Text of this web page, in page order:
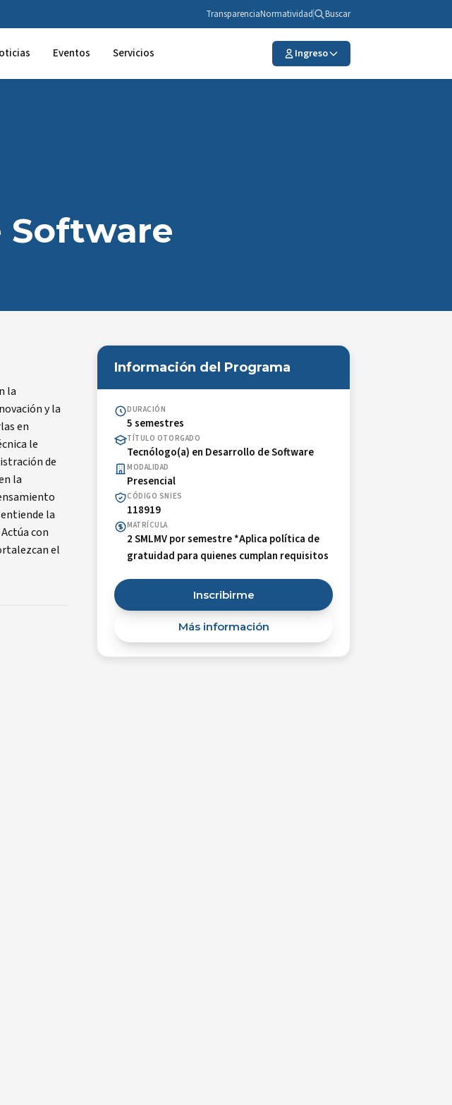
TransparenciaNormatividad Buscar
Eventos Servicios Ingreso
Software
la
y la
en
le
de
la
la
con
el
Información del Programa
DURACIÓN
5 semestres
TÍTULO OTORGADO
Tecnólogo(a) en Desarrollo de Software
MODALIDAD
Presencial
CÓDIGO SNIES
118919
MATRÍCULA
2 SMLMV por semestre *Aplica política de
gratuidad para quienes cumplan requisitos
Inscribirme
Más información